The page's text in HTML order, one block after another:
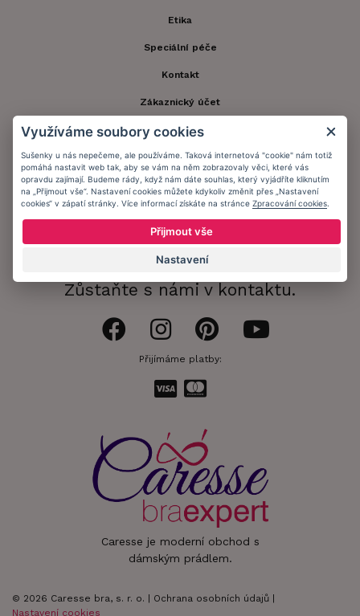
Caresse je moderní obchod s
dámským prádlem.
© 2026 Caresse bra, s. r. o. | Ochrana osobních údajů
Nastavení cookies
Etika
Speciální péče
Kontakt
Zákaznický účet
Registrace zákazníka
Doprava a platba
Obchodní podmínky
Informační memorandum
Zůstaňte s námi v kontaktu.
Přijímáme platby:
Využíváme soubory cookies
Sušenky u nás nepečeme, ale používáme. Taková internetová "cookie" nám totiž
pomáhá nastavit web tak, aby se vám na něm zobrazovaly věci, které vás
opravdu zajímají. Budeme rády, když nám dáte souhlas, který vyjádříte kliknutím
na „Přijmout vše“. Nastavení cookies můžete kdykoliv změnit přes „Nastavení
cookies“ v zápatí stránky. Více informací získáte na stránce Zpracování cookies
Přijmout vše
Nastavení